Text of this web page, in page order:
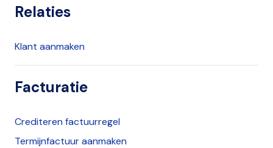
Relaties
Klant aanmaken
Facturatie
Crediteren factuurregel
Termijnfactuur aanmaken